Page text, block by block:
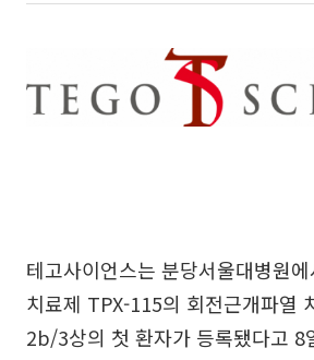
테고사이언스는 분당서울대병원
치료제 TPX-115의 회전근개파열
2b/3상의 첫 환자가 등록됐다고 8